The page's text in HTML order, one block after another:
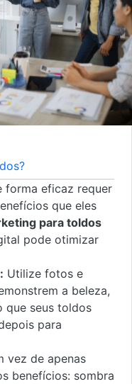
forma eficaz requer
que eles
para toldos
pode otimizar
Utilize fotos e
a beleza,
que seus toldos
para
vez de apenas
benefícios: sombra